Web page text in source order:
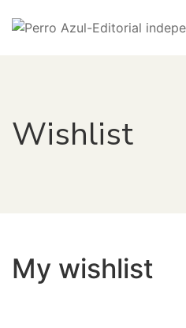
Wishlist
My wishlist